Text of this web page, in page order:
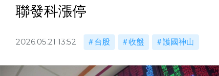
聯發科漲停
2026.05.21 13:52 台股 收盤 護國神山